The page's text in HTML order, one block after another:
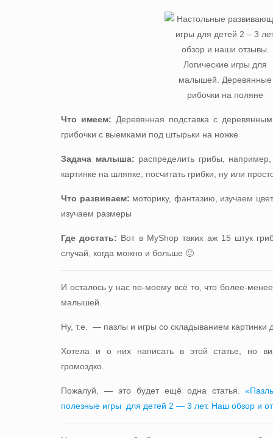
Что имеем: Деревянная подставка с
грибочки с выемками под штырьки на ножке
Задача малыша: распределить грибы,
картинке на шляпке, посчитать грибки, ну или
Что развиваем: моторику, фантазию, изучаем
изучаем размеры
Где достать: Вот в MyShop таких аж 15 штук
случай, когда можно и больше 🙂
И осталось у нас по-моему всё то, что более-
малышей.
Ну, т.е. — пазлы и игры со складыванием картинки
Хотела и о них написать в этой статье, но
громоздко.
Пожалуй, — это будет ещё одна статья.
полезные игры для детей 2 — 3 лет. Наш обзор и